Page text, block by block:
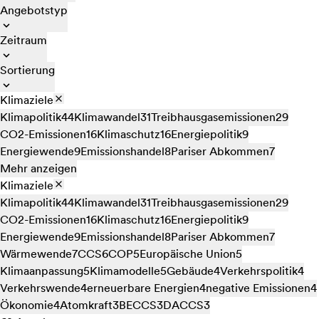
Angebotstyp
Zeitraum
Sortierung
Klimaziele
Klimapolitik44Klimawandel31Treibhausgasemissionen29
CO2-Emissionen16Klimaschutz16Energiepolitik9
Energiewende9Emissionshandel8Pariser Abkommen7
Mehr anzeigen
Klimaziele
Klimapolitik44Klimawandel31Treibhausgasemissionen29
CO2-Emissionen16Klimaschutz16Energiepolitik9
Energiewende9Emissionshandel8Pariser Abkommen7
Wärmewende7CCS6COP5Europäische Union5
Klimaanpassung5Klimamodelle5Gebäude4Verkehrspolitik4
Verkehrswende4erneuerbare Energien4negative Emissionen4
Ökonomie4Atomkraft3BECCS3DACCS3